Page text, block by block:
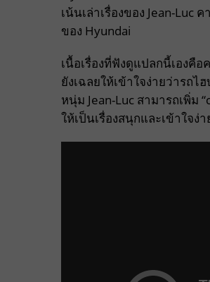
เน้นเล่าเรื่องของ Jean-Luc
ของ Hyundai
เนื้อเรื่องที่ฟังดูแปลกนี้เองคื
ยังเฉลยให้เข้าใจง่ายว่ารถ
หนุ่ม Jean-Luc สามารถเพิ่ม
ให้เป็นเรื่องสนุกและเข้าใจง่า